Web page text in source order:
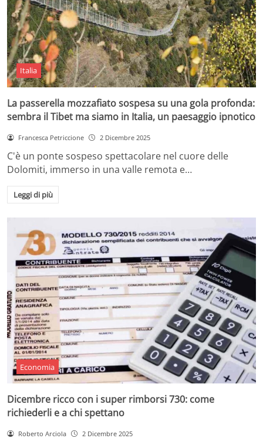
Italia
La passerella mozzafiato sospesa su una gola profonda:
sembra il Tibet ma siamo in Italia, un paesaggio ipnotico
Francesca Petriccione 2 Dicembre 2025
C'è un ponte sospeso spettacolare nel cuore delle
Dolomiti, immerso in una valle remota e…
Leggi di più
Economia
Dicembre ricco con i super rimborsi 730: come
richiederli e a chi spettano
Roberto Arciola 2 Dicembre 2025